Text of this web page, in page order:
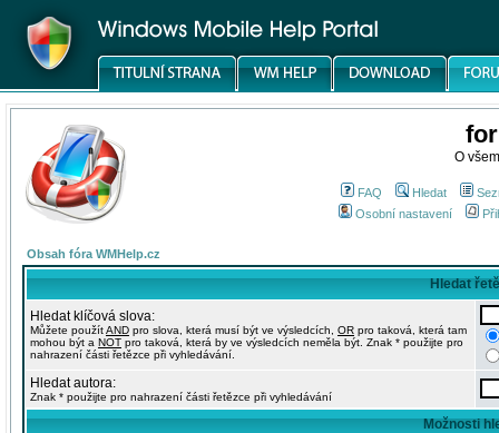
O
FAQ Hledat
Osobní nastavení
Obsah fóra WMHelp.cz
Hledat
Hledat klíčová slova:
Můžete použítAND pro slova, která musí být ve výsledcích, OR pro taková, která tam
mohou být a NOT pro taková, která by ve výsledcích neměla být. Znak * použijte pro
nahrazení části řetězce při vyhledávání.
Hledat autora:
Znak * použijte pro nahrazení části řetězce při vyhledávání
Možnosti